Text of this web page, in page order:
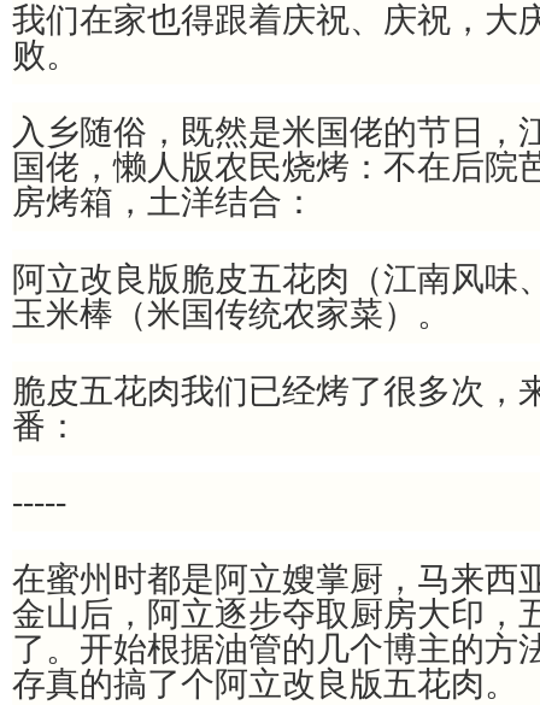
我们在家也得跟着庆祝、庆祝，大
败。
入乡随俗，既然是米国佬的节日，
国佬，懒人版农民烧烤：不在后院
房烤箱，土洋结合：
阿立改良版脆皮五花肉（江南风味
玉米棒（米国传统农家菜）。
脆皮五花肉我们已经烤了很多次，
番：
-----
在蜜州时都是阿立嫂掌厨，马来西
金山后，阿立逐步夺取厨房大印，
了。开始根据油管的几个博主的方
存真的搞了个阿立改良版五花肉。